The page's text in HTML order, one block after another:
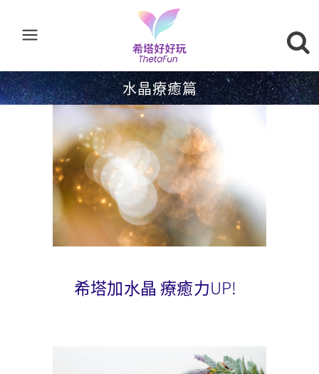
水晶療癒篇
希塔加水晶 療癒力UP!